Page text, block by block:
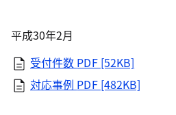
平成30年2月
受付件数 PDF [52KB]
対応事例 PDF [482KB]